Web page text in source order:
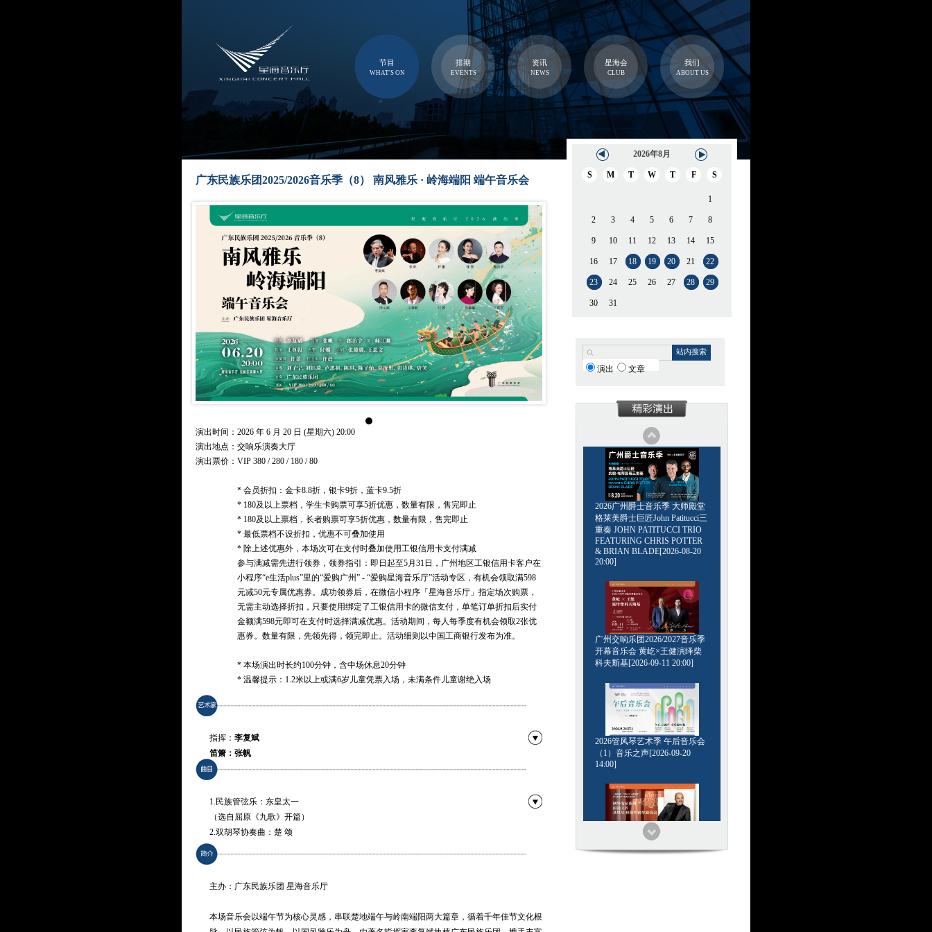
节目
WHAT'S ON
排期
EVENTS
资讯
NEWS
星海会
CLUB
我们
ABOUT US
广东民族乐团2025/2026音乐季（8） 南风雅乐 · 岭海端阳 端午音乐会
演出时间：2026 年 6 月 20 日 (星期六) 20:00
演出地点：交响乐演奏大厅
演出票价： VIP 380 / 280 / 180 / 80
* 会员折扣：金卡8.8折，银卡9折，蓝卡9.5折
* 180及以上票档，学生卡购票可享5折优惠，数量有限，售完即止
* 180及以上票档，长者购票可享5折优惠，数量有限，售完即止
* 最低票档不设折扣，优惠不可叠加使用
* 除上述优惠外，本场次可在支付时叠加使用工银信用卡支付满减
参与满减需先进行领券，领券指引：即日起至5月31日，广州地区工银信用卡客户在
小程序“e生活plus”里的“爱购广州” - “爱购星海音乐厅”活动专区，有机会领取满598
元减50元专属优惠券。成功领券后，在微信小程序「星海音乐厅」指定场次购票，
无需主动选择折扣，只要使用绑定了工银信用卡的微信支付，单笔订单折扣后实付
金额满598元即可在支付时选择满减优惠。活动期间，每人每季度有机会领取2张优
惠券。数量有限，先领先得，领完即止。活动细则以中国工商银行发布为准。
* 本场演出时长约100分钟，含中场休息20分钟
* 温馨提示：1.2米以上或满6岁儿童凭票入场，未满条件儿童谢绝入场
指挥： 李复斌
笛箫：张帆
笙：郎治宇
阮咸：王尊毅
古筝：付娜
二胡：张璐璐、王思文
单簧管：许蕾
打击乐：许蓓
演奏： 广东民族乐团
1.民族管弦乐：东皇太一
（选自屈原《九歌》开篇）
2.双胡琴协奏曲：楚 颂
3.笙箫琴瑟与乐队：湘君 · 湘夫人
4.笛箫协奏曲：“楚辞”后奏曲
6.单簧管、打击乐与乐队：太阳 玄鸟
8.民族管弦乐组曲 ·岭南山水两章
主办：广东民族乐团 星海音乐厅
本场音乐会以端午节为核心灵感，串联楚地端午与岭南端阳两大篇章，循着千年佳节文化根
2026年8月
S M T W T F S
1
2 3 4 5 6 7 8
9 10 11 12 13 14 15
16 17 18 19 20 21 22
23 24 25 26 27 28 29
30 31
站内搜索
演出 文章
2026广州爵士音乐季 大师殿堂
格莱美爵士巨匠John Patitucci三
重奏 JOHN PATITUCCI TRIO
FEATURING CHRIS POTTER
& BRIAN BLADE[2026-08-20
20:00]
广州交响乐团2026/2027音乐季
开幕音乐会 黄屹×王健演绎柴
科夫斯基[2026-09-11 20:00]
2026管风琴艺术季 午后音乐会
（1）音乐之声[2026-09-20
14:00]
钢琴名家系列 浪漫王者 基里尔
·格斯坦钢琴独奏会[2026-09-24